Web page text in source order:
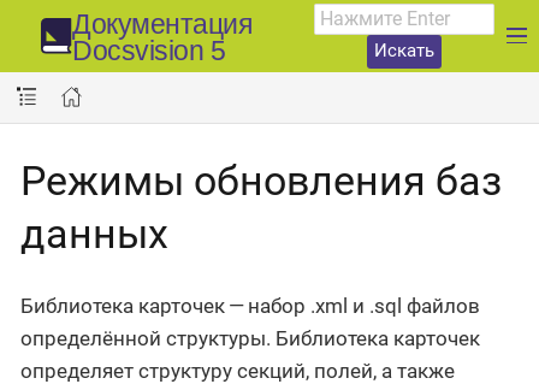
Документация
Docsvision 5
Искать
Режимы обновления баз
данных
Библиотека карточек — набор .xml и .sql файлов
определённой структуры. Библиотека карточек
определяет структуру секций, полей, а также